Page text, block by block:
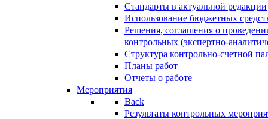
Стандарты в актуальной редакции
Использование бюджетных
Решения, соглашения о
контрольных (экспертно-
Структура контрольно-счетной
Планы работ
Отчеты о работе
Мероприятия
Back
Результаты контрольных